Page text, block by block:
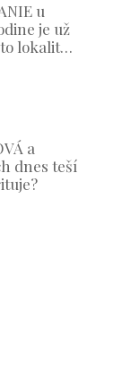
u
je už
lokality
a
dnes teší